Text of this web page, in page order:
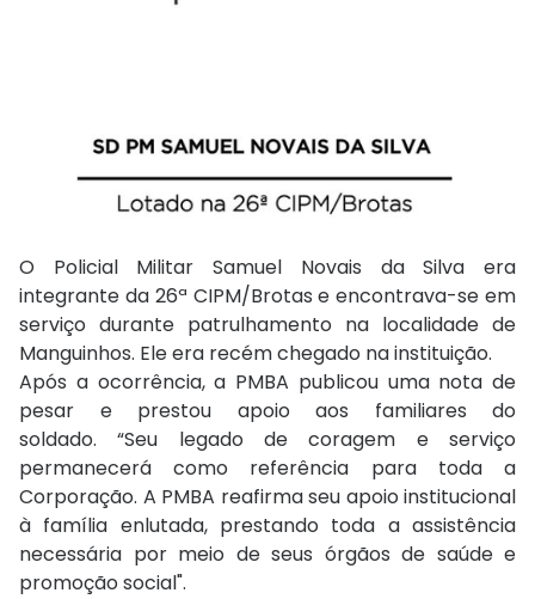
O Policial Militar Samuel Novais da Silva era
integrante da 26ª CIPM/Brotas e encontrava-se em
serviço durante patrulhamento na localidade de
Manguinhos. Ele era recém chegado na instituição.
Após a ocorrência, a PMBA publicou uma nota de
pesar e prestou apoio aos familiares do
soldado. “Seu legado de coragem e serviço
permanecerá como referência para toda a
Corporação. A PMBA reafirma seu apoio institucional
à família enlutada, prestando toda a assistência
necessária por meio de seus órgãos de saúde e
promoção social".